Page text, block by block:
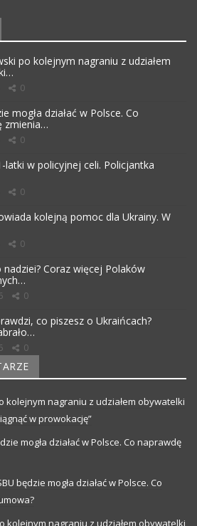
po kolejnym nagraniu z udziałem
0
mogła działać w Polsce. Co
zmienia…
0
latki w policyjnej celi. Policjantka
0
kolejną pomoc dla Ukrainy. W
0
nadziei? Coraz więcej Polaków
0
co piszesz o Ukraińcach?
0
kolejnym nagraniu z udziałem obywatelki
w prowokację”
mogła działać w Polsce. Co naprawdę
będzie mogła działać w Polsce. Co
kolejnym nagraniu z udziałem obywatelki